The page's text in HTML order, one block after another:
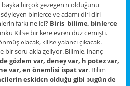
başka birçok gezegenin olduğunu
söyleyen binlerce ve adamı diri diri
farkı ne idi? Birisi bilime, binlerce
Kilise bir kere evren düz demişti.
olacak, kilise yalancı çıkacak.
bir soru akla geliyor. Bilimle, inanç
gözlem var, deney var, hipotez var,
var, en önemlisi ispat var. Bilim
eskiden olduğu gibi bugün de